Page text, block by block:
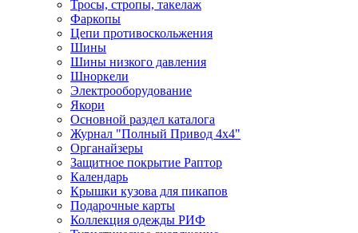
Тросы, стропы, такелаж
Фаркопы
Цепи противоскольжения
Шины
Шины низкого давления
Шноркели
Электрооборудование
Якори
Основной раздел каталога
Журнал "Полный Привод 4х4"
Органайзеры
Защитное покрытие Раптор
Календарь
Крышки кузова для пикапов
Подарочные карты
Коллекция одежды РИФ